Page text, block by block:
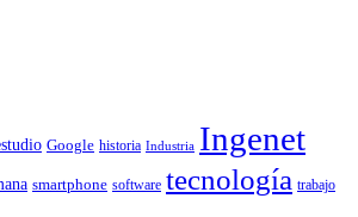
Google historia Industria Ingenet
smartphone software tecnología trabajo